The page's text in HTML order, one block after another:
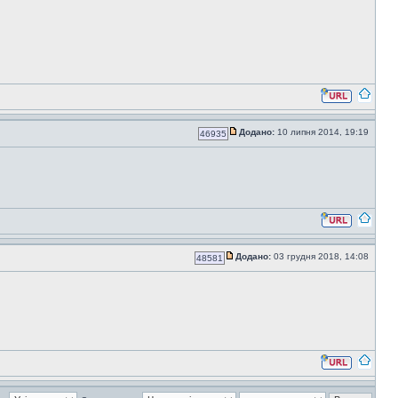
46935 Додано: 10 липня 2014, 19:19
48581 Додано: 03 грудня 2018, 14:08